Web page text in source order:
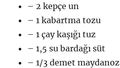
– 2 kepçe un
– 1 kabartma tozu
– 1 çay kaşığı tuz
– 1,5 su bardağı süt
– 1/3 demet maydanoz